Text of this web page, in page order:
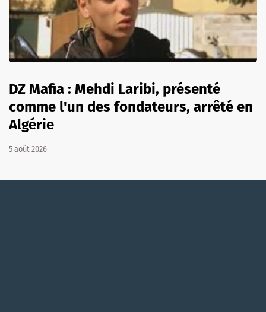
DZ Mafia : Mehdi Laribi, présenté
comme l'un des fondateurs, arrêté en
Algérie
5 août 2026